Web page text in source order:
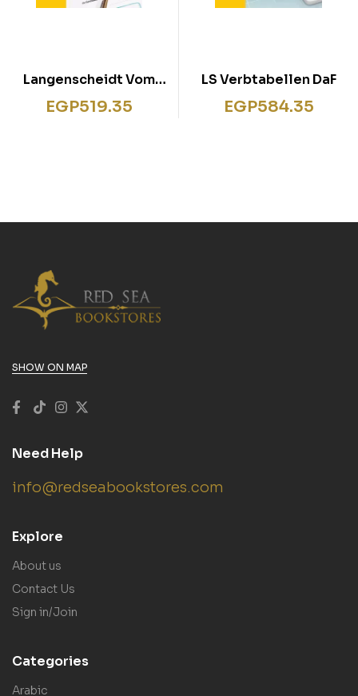
Langenscheidt Vom
Bild zum Satz –
EGP519.35
LS Verbtabellen DaF
EGP584.35
SHOW ON MAP
Need Help
info@redseabookstores.com
Explore
About us
Contact Us
Sign in/Join
Categories
Arabic